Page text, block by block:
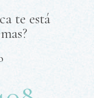
te está